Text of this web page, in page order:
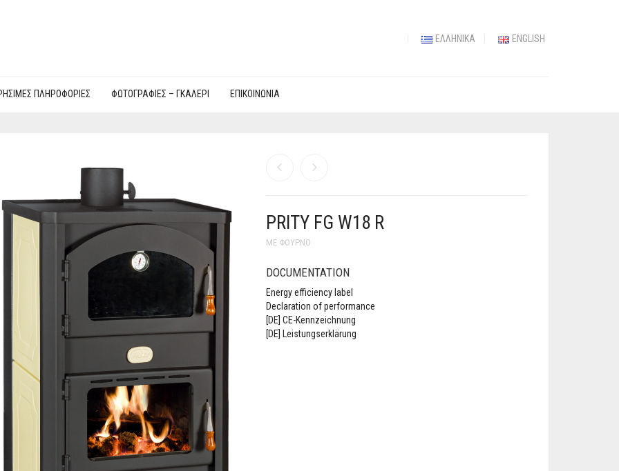
ΕΛΛΗΝΙΚΆ ENGLISH
ΠΛΗΡΟΦΟΡΊΕΣ ΦΩΤΟΓΡΑΦΙΕΣ – ΓΚΑΛΕΡΊ ΕΠΙΚΟΙΝΩΝΊΑ
PRITY FG W18 R
ΜΕ ΦΟΎΡΝΟ
DOCUMENTATION
Energy efficiency label
Declaration of performance
[DE] CE-Kennzeichnung
[DE] Leistungserklärung